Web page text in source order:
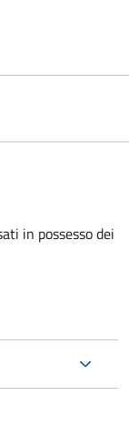
in possesso dei